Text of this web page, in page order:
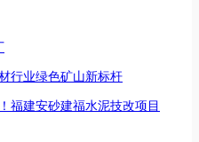
行业绿色矿山新标杆
福建安砂建福水泥技改项目